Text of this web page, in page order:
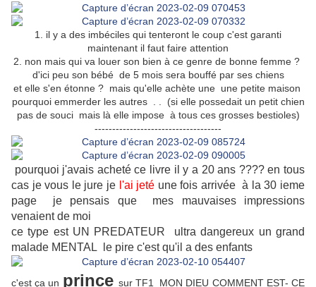
1. il y a des imbéciles qui tenteront le coup c'est garanti
maintenant il faut faire attention
2. non mais qui va louer son bien à ce genre de bonne femme ?
d'ici peu son bébé de 5 mois sera bouffé par ses chiens
et elle s'en étonne ? mais qu'elle achète une une petite maison
pourquoi emmerder les autres . . (si elle possedait un petit chien
pas de souci mais là elle impose à tous ces grosses bestioles)
------------------------------------
pourquoi j'avais acheté ce livre il y a 20 ans ???? en tous
cas je vous le jure je l'ai jeté une fois arrivée à la 30 ieme
page je pensais que mes mauvaises impressions
venaient de moi
ce type est UN PREDATEUR ultra dangereux un grand
malade MENTAL le pire c'est qu'il a des enfants
c'est ça un prince sur TF1 MON DIEU COMMENT EST- CE